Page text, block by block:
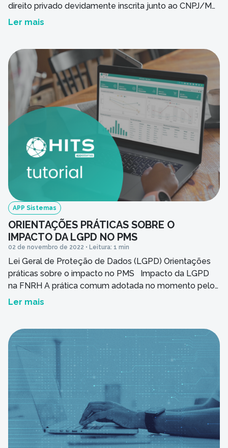
direito privado devidamente inscrita junto ao CNPJ/MF
sob o nº 53.216.453/0001-16 com sede social à R.
comarca de São José […]
Ler mais
APP Sistemas
ORIENTAÇÕES PRÁTICAS SOBRE O
IMPACTO DA LGPD NO PMS
02 de novembro de 2022 • Leitura: 1 min
Lei Geral de Proteção de Dados (LGPD) Orientações
práticas sobre o impacto no PMS Impacto da LGPD
na FNRH A prática comum adotada no momento pelos
hotéis é incluir nos formulários destinados ao hóspede,
sistemas da APP (APP […]
Ler mais